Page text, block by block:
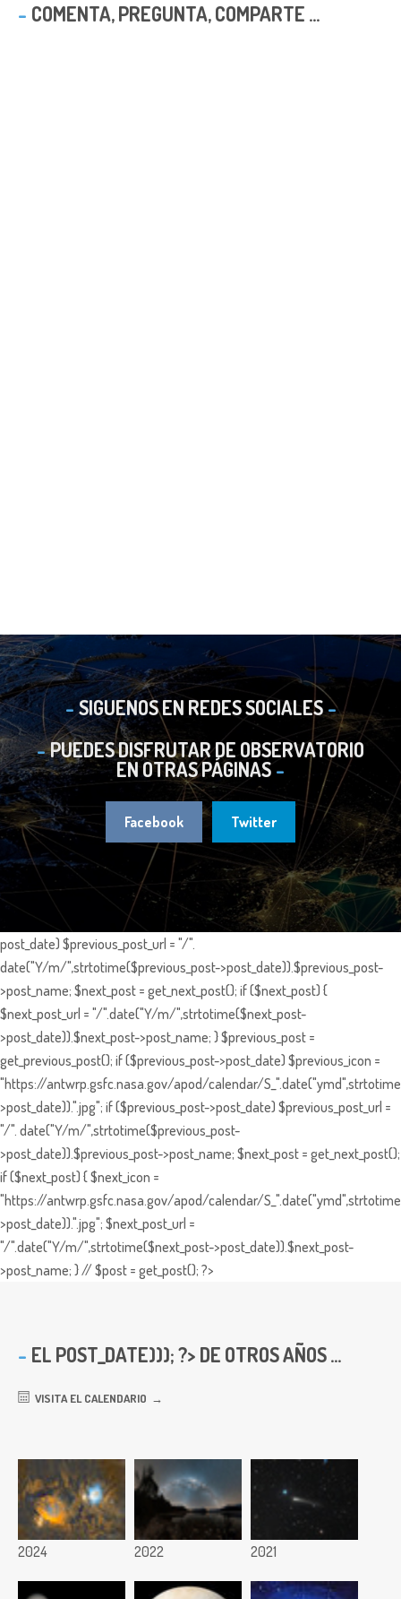
COMENTA, PREGUNTA, COMPARTE ...
SIGUENOS EN REDES SOCIALES
PUEDES DISFRUTAR DE OBSERVATORIO
EN OTRAS PÁGINAS
Facebook Twitter
post_date) $previous_post_url = "/".
date("Y/m/",strtotime($previous_post->post_date)).$previous_post-
>post_name; $next_post = get_next_post(); if ($next_post) {
$next_post_url = "/".date("Y/m/",strtotime($next_post-
>post_date)).$next_post->post_name; } $previous_post =
get_previous_post(); if ($previous_post->post_date) $previous_icon =
"https://antwrp.gsfc.nasa.gov/apod/calendar/
>post_date)).".jpg"; if ($previous_post->post_date) $previous_post_url =
"/". date("Y/m/",strtotime($previous_post-
>post_date)).$previous_post->post_name; $next_post = get_next_post();
if ($next_post) { $next_icon =
"https://antwrp.gsfc.nasa.gov/apod/calendar/
>post_date)).".jpg"; $next_post_url =
"/".date("Y/m/",strtotime($next_post->post_date)).$next_post-
>post_name; } // $post = get_post(); ?>
EL POST_DATE))); ?> DE OTROS AÑOS ...
VISITA EL CALENDARIO
2024 2022 2021